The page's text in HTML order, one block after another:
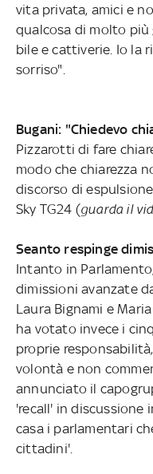
vita privata, amici e
qualcosa di molto più
bile e cattiverie. Io la
sorriso".
Bugani: "Chiedevo
Pizzarotti di fare
modo che chiarezza
discorso di
Sky TG24 (guarda il
Seanto respinge
Intanto in
dimissioni avanzate
Laura Bignami e
ha votato invece i
proprie
volontà e non
annunciato il
'recall' in discussione
casa i parlamentari
cittadini'.